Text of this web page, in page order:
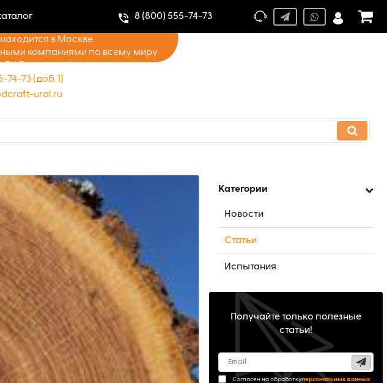
8 (800) 555-74-73
в Москве
компаниями по всему миру
ТК бесплатно!
74-73 (доб. 1)
ural.ru
Категории
Новости
Статьи
Испытания
Получайте только полезные
статьи!
Согласен на обработкуперсональных данных